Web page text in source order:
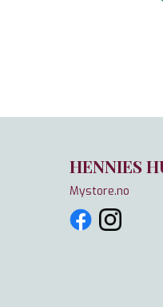
HENNIES
Mystore.no